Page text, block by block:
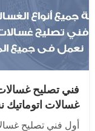
غسالات
أول فني تصليح